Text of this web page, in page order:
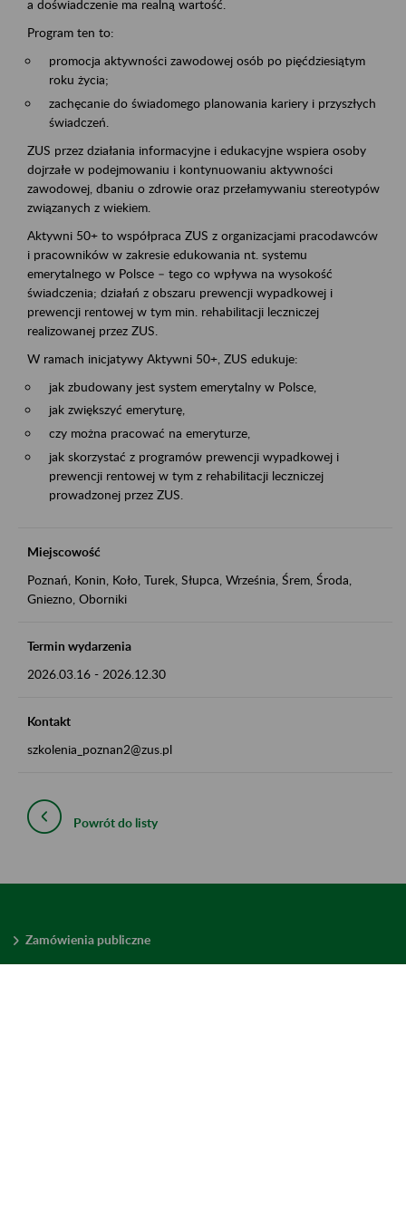
a doświadczenie ma realną wartość.
Program ten to:
promocja aktywności zawodowej osób po pięćdziesiątym
roku życia;
zachęcanie do świadomego planowania kariery i przyszłych
świadczeń.
ZUS przez działania informacyjne i edukacyjne wspiera osoby
dojrzałe w podejmowaniu i kontynuowaniu aktywności
zawodowej, dbaniu o zdrowie oraz przełamywaniu stereotypów
związanych z wiekiem.
Aktywni 50+ to współpraca ZUS z organizacjami pracodawców
i pracowników w zakresie edukowania nt. systemu
emerytalnego w Polsce – tego co wpływa na wysokość
świadczenia; działań z obszaru prewencji wypadkowej i
prewencji rentowej w tym min. rehabilitacji leczniczej
realizowanej przez ZUS.
W ramach inicjatywy Aktywni 50+, ZUS edukuje:
jak zbudowany jest system emerytalny w Polsce,
jak zwiększyć emeryturę,
czy można pracować na emeryturze,
jak skorzystać z programów prewencji wypadkowej i
prewencji rentowej w tym z rehabilitacji leczniczej
prowadzonej przez ZUS.
Miejscowość
Poznań, Konin, Koło, Turek, Słupca, Września, Śrem, Środa,
Gniezno, Oborniki
Termin wydarzenia
2026.03.16 - 2026.12.30
Kontakt
szkolenia_poznan2@zus.pl
Powrót do listy
Zamówienia publiczne